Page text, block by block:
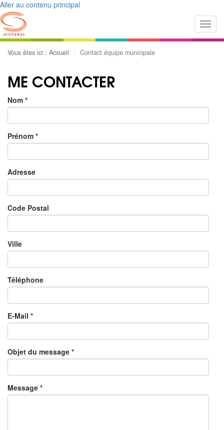
Aller au contenu principal
Vous êtes ici : Accueil Contact équipe municipale
ME CONTACTER
Nom *
Prénom *
Adresse
Code Postal
Ville
Téléphone
E-Mail *
Objet du message *
Message *